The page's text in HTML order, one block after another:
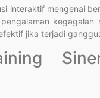
interaktif mengenai
kegagalan
jika terjadi